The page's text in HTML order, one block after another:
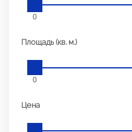
0
Площадь (кв. м.)
0
Цена